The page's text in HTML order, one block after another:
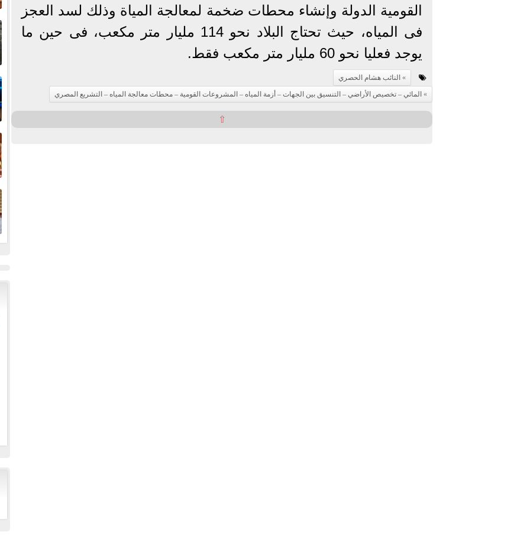
القومية الدولة وإنشاء محطات ضخمة لمعالجة المياة وذلك لسد العجز
فى المياه، حيث تحتاج البلاد نحو 114 مليار متر مكعب، فى حين ما
يوجد فعليا نحو 60 مليار متر مكعب فقط.
النائب هشام الحصري
المائي – تخصيص الأراضي – التنسيق بين الجهات – أزمة المياه – المشروعات القومية – محطات معالجة المياه – التشريع المصري
⇧